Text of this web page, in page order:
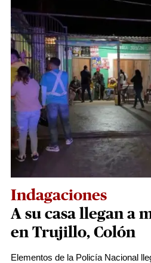
Indagaciones
A su casa llegan a
en Trujillo, Colón
Elementos de la Policía Nacional